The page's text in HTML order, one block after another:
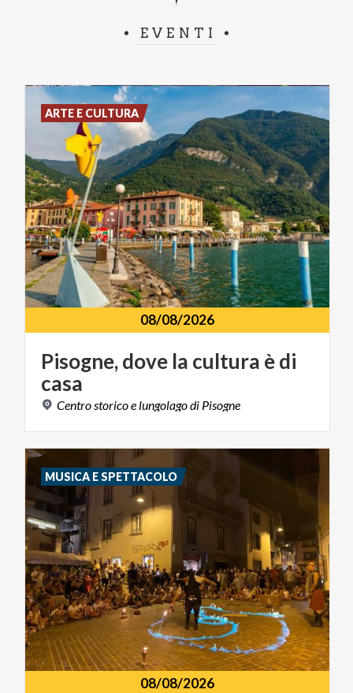
EVENTI
08/08/2026
Pisogne,dove la cultura èdi
casa
Centrostoricoelungolagodi Pisogne
ARTE E CULTURA
08/08/2026
MUSICA E SPETTACOLO